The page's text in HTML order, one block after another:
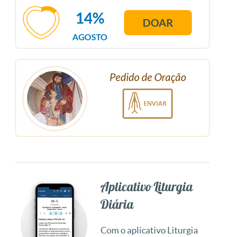
AGOSTO
14% DOAR
Pedido de Oração
ENVIAR
Aplicativo Liturgia
Diária
Com o aplicativo Liturgia